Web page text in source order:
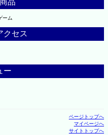
品
ーム
クセス
ー
ページトップへ
マイページへ
サイトトップへ